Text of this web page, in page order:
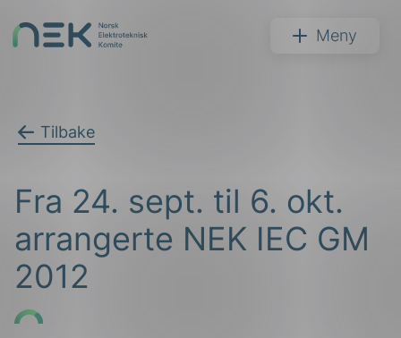
NEK Meny
Tilbake
Fra 24. sept. til 6. okt.
arrangerte NEK IEC GM
2012